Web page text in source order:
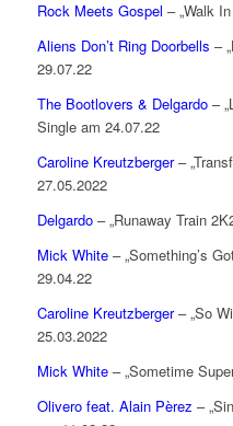
Rock Meets Gospel – „Walk
Aliens Don’t Ring Doorbells –
29.07.22
The Bootlovers & Delgardo–
Single am 24.07.22
Caroline Kreutzberger–
27.05.2022
Delgardo– „Runaway Train
Mick White– „Something’s
29.04.22
Caroline Kreutzberger– „So
25.03.2022
Mick White– „Sometime
Olivero feat. Alain Pèrez –